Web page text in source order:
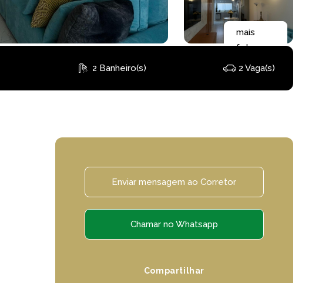
mais
fotos
2 Banheiro(s) 2 Vaga(s)
Enviar mensagem ao Corretor
Chamar no Whatsapp
Compartilhar